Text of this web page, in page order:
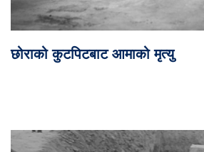
छोराको कुटपिटबाट आमाको मृत्यु